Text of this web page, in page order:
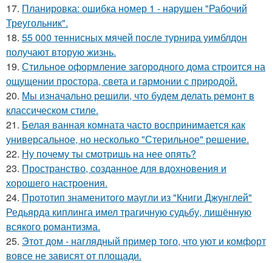
17. Планировка: ошибка номер 1 - нарушен "Рабочий
Треугольник".
18. 55 000 теннисных мячей после турнира уимблдон
получают вторую жизнь.
19. Стильное оформление загородного дома строится на
ощущении простора, света и гармонии с природой.
20. Мы изначально решили, что будем делать ремонт в
классическом стиле.
21. Белая ванная комната часто воспринимается как
универсальное, но несколько "Стерильное" решение.
22. Ну почему ты смотришь на нее опять?
23. Пространство, созданное для вдохновения и
хорошего настроения.
24. Прототип знаменитого маугли из "Книги Джунглей"
Редьярда киплинга имел трагичную судьбу, лишённую
всякого романтизма.
25. Этот дом - наглядный пример того, что уют и комфорт
вовсе не зависят от площади.